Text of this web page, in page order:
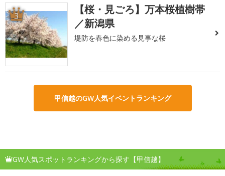
3
【桜・見ごろ】万本桜植樹帯
／新潟県
堤防を春色に染める見事な桜
甲信越のGW人気イベントランキング
GW人気スポットランキングから探す【甲信越】